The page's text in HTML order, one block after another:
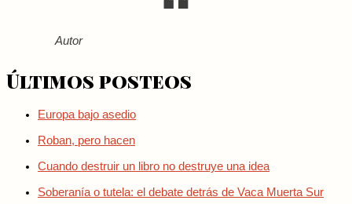
Autor
Últimos posteos
Europa bajo asedio
Roban, pero hacen
Cuando destruir un libro no destruye una idea
Soberanía o tutela: el debate detrás de Vaca Muerta Sur